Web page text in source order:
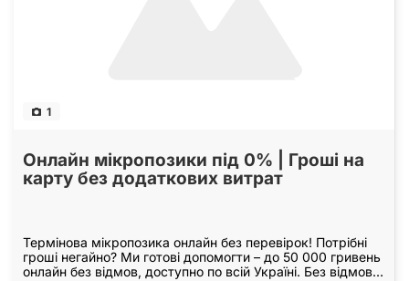
1
Онлайн мікропозики під 0% | Гроші на
карту без додаткових витрат
Термінова мікропозика онлайн без перевірок! Потрібні
гроші негайно? Ми готові допомогти – до 50 000 гривень
онлайн без відмов, доступно по всій Україні. Без відмов: